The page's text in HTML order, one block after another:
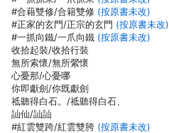
#合藉雙修/合籍雙修 (按原書未改)
#正家的玄門/正宗的玄門 (按原書未改)
#一抓向鐵/一爪向鐵 (按原書未改)
收拾起裝/收拾行裝
無所索懷/無所縈懷
心憂那/心憂哪
你即獻劍/你既獻劍
祗聽得白石。/祗聽得白石、
訕仙/訕訕
#紅雲雙跨/紅雲雙胯 (按原書未改)